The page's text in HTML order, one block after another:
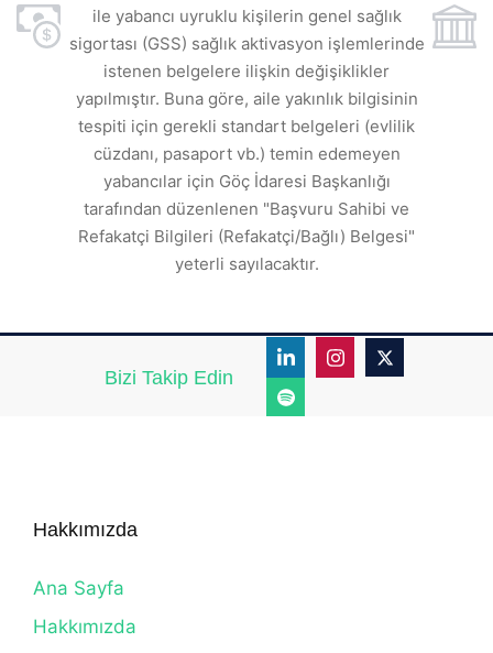
ile yabancı uyruklu kişilerin genel sağlık
sigortası (GSS) sağlık aktivasyon işlemlerinde
istenen belgelere ilişkin değişiklikler
yapılmıştır. Buna göre, aile yakınlık bilgisinin
tespiti için gerekli standart belgeleri (evlilik
cüzdanı, pasaport vb.) temin edemeyen
yabancılar için Göç İdaresi Başkanlığı
tarafından düzenlenen "Başvuru Sahibi ve
Refakatçi Bilgileri (Refakatçi/Bağlı) Belgesi"
yeterli sayılacaktır.
Bizi Takip Edin
Hakkımızda
Ana Sayfa
Hakkımızda